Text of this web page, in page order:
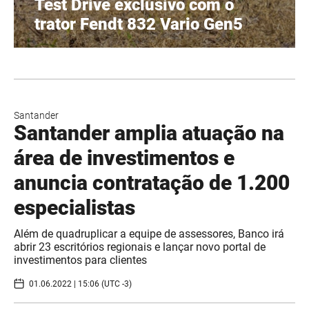
Test Drive exclusivo com o
trator Fendt 832 Vario Gen5
Santander
Santander amplia atuação na
área de investimentos e
anuncia contratação de 1.200
especialistas
Além de quadruplicar a equipe de assessores, Banco irá
abrir 23 escritórios regionais e lançar novo portal de
investimentos para clientes
01.06.2022 | 15:06 (UTC -3)